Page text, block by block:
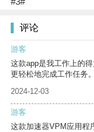
评论
游客
这款app是我工作上的
更轻松地完成工作任务。
2024-12-03
游客
这款加速器VPM应用程